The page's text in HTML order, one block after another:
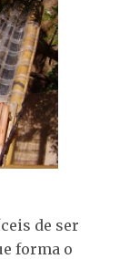
de ser
forma o